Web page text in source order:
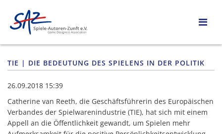
TIE | DIE BEDEUTUNG DES SPIELENS IN DER POLITIK
26.09.2018 15:39
Catherine van Reeth, die Geschäftsführerin des Europäischen
Verbandes der Spielwarenindustrie (TIE), hat sich mit einem
Appell an die Öffentlichkeit gewandt, um Spielen mehr